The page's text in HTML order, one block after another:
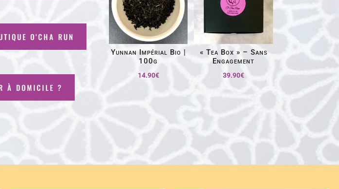
O'CHA RUN
À DOMICILE ?
Yunnan Impérial Bio |
100g
14.90€
« Tea Box » – Sans
Engagement
39.90€